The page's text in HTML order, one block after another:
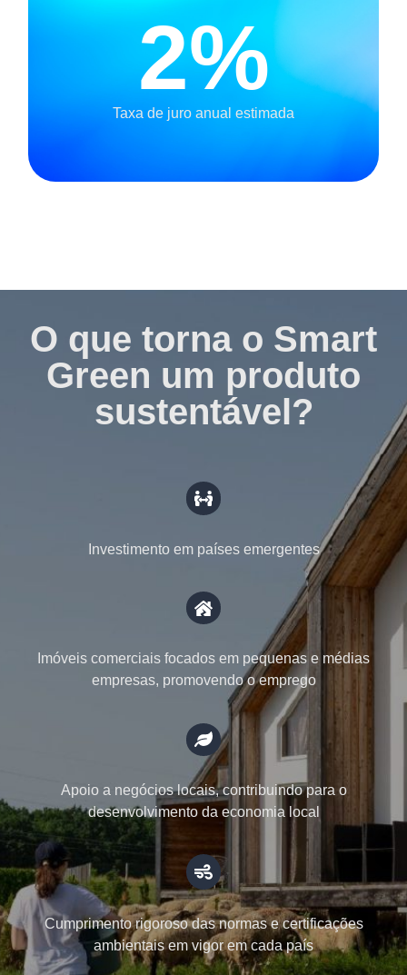
2%
Taxa de juro anual estimada
O que torna o Smart
Green um produto
sustentável?
Investimento em países emergentes
Imóveis comerciais focados em pequenas e médias
empresas, promovendo o emprego
Apoio a negócios locais, contribuindo para o
desenvolvimento da economia local
Cumprimento rigoroso das normas e certificações
ambientais em vigor em cada país